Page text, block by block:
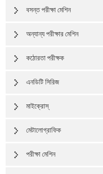
বসন্ত পরীক্ষা মেশিন
অন্যান্য পরীক্ষার মেশিন
কঠোরতা পরীক্ষক
এনডিটি সিরিজ
মাইক্রোস্
মেটালোগ্রাফিক
পরীক্ষা মেশিন